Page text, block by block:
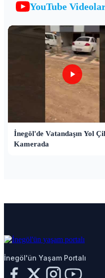
YouTube
İnegöl'de Vatandaşın Yol
Kamerada
İnegöl'ün Yaşam Portalı